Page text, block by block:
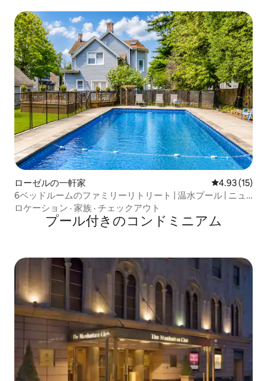
ローゼルの一軒家 レビュー15
4.93 (15)
6ベッドルームのファミリーリトリート | 温水プール | ニュ
ーヨークまで30分
ロケーション · 家族 · チェックアウト
プール付きのコンドミニアム